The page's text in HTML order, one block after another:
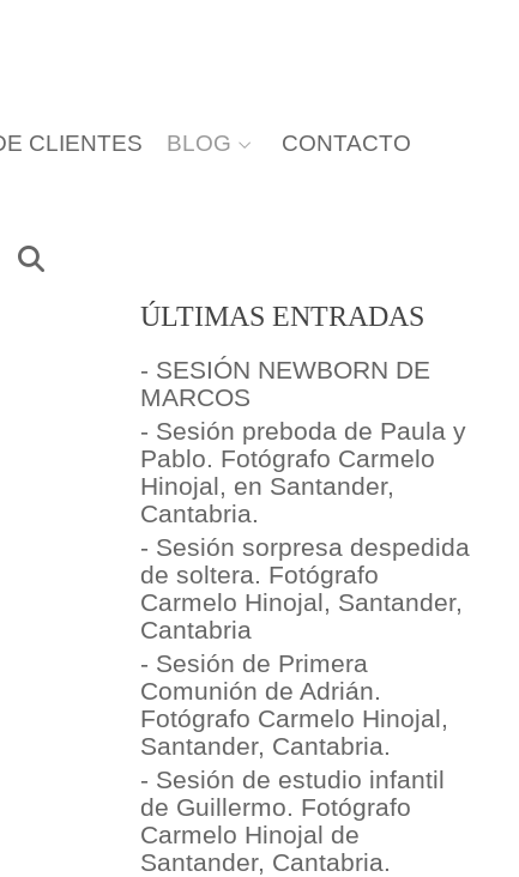
CLIENTES BLOG CONTACTO
ÚLTIMAS ENTRADAS
- SESIÓN NEWBORN DE
MARCOS
- Sesión preboda de Paula y
Pablo. Fotógrafo Carmelo
Hinojal, en Santander,
Cantabria.
- Sesión sorpresa despedida
de soltera. Fotógrafo
Carmelo Hinojal, Santander,
Cantabria
- Sesión de Primera
Comunión de Adrián.
Fotógrafo Carmelo Hinojal,
Santander, Cantabria.
- Sesión de estudio infantil
de Guillermo. Fotógrafo
Carmelo Hinojal de
Santander, Cantabria.